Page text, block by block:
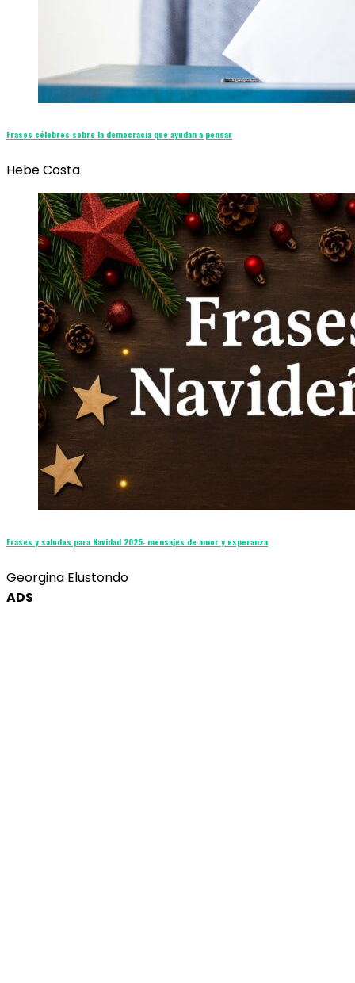
Frases célebres sobre la democracia que ayudan a pensar
Hebe Costa
Frases y saludos para Navidad 2025: mensajes de amor y esperanza
Georgina Elustondo
ADS